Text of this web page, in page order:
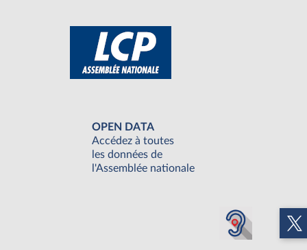
OPEN DATA
Accédez à toutes
les données de
l'Assemblée nationale